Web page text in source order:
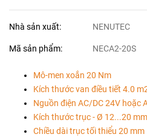
Nhà sản xuất: NENUTEC
Mã sản phẩm: NECA2-20S
Mô-men xoắn 20 Nm
Kích thước van điều tiết 4.0
Nguồn điện AC/DC 24V hoặc
Kích thước trục - Ø 12...20
Chiều dài trục tối thiểu 20 mm